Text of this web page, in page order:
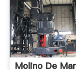
Molino De